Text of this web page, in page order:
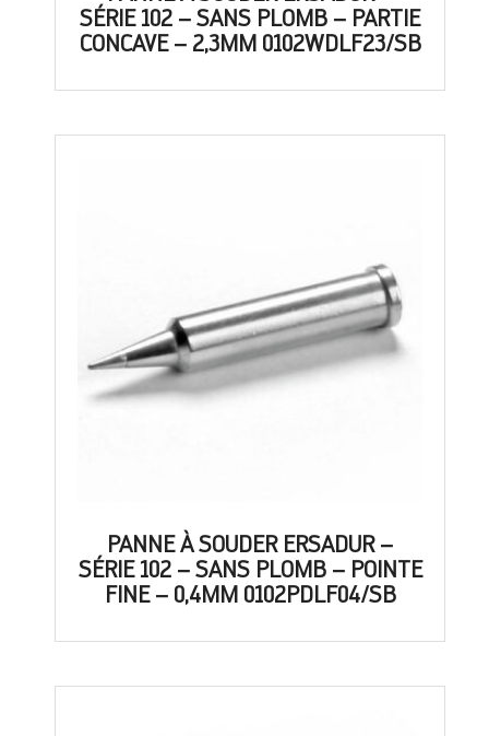
SÉRIE 102 – SANS PLOMB – PARTIE
CONCAVE – 2,3MM 0102WDLF23/SB
PANNE À SOUDER ERSADUR –
SÉRIE 102 – SANS PLOMB – POINTE
FINE – 0,4MM 0102PDLF04/SB